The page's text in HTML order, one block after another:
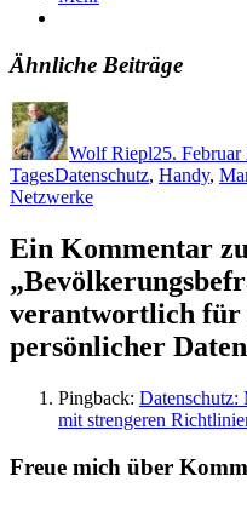
Ähnliche Beiträge
Wolf Riepl25. Februar
TagesSchlagwörter
Datenschutz, Handy,
Netzwerke
Ein Kommentar zu
verantwortlich für
persönlicher
Pingback: Datenschutz:
mit strengeren
Freue mich über